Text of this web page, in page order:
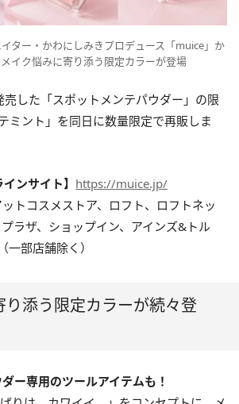
ター・かわにしみきプロデュース「muice」か
イク悩みに寄り添う限定カラーが登場
した「スポットメンテパウダー」の限
ミント」を同日に数量限定で再販しま
ンサイト】 https://muice.jp/
ットコスメストア、ロフト、ロフトネッ
ラザ、ショップイン、アインズ&トル
一部店舗除く）
り添う限定カラーが続々登
ー専用のツールアイテムも！